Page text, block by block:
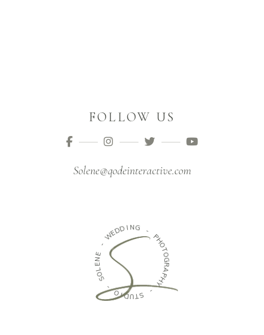
FOLLOW US
Solene@qodeinteractive.com
-
WEDD ING -
PH
O
T
O
G
R
A
P
H
Y
S
T
U
D
I
O
-
S
O
L
E
N